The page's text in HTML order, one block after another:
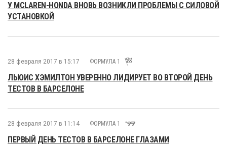
У MCLAREN-HONDA ВНОВЬ ВОЗНИКЛИ ПРОБЛЕМЫ С СИЛОВОЙ
УСТАНОВКОЙ
28 февраля 2017 в 15:17 ФОРМУЛА 1
ЛЬЮИС ХЭМИЛТОН УВЕРЕННО ЛИДИРУЕТ ВО ВТОРОЙ ДЕНЬ
ТЕСТОВ В БАРСЕЛОНЕ
28 февраля 2017 в 11:14 ФОРМУЛА 1
ПЕРВЫЙ ДЕНЬ ТЕСТОВ В БАРСЕЛОНЕ ГЛАЗАМИ